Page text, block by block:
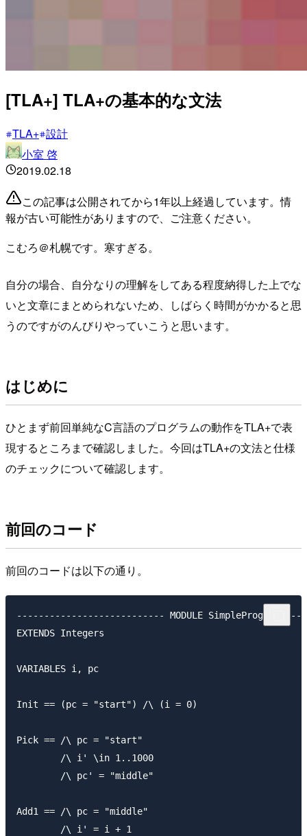
[TLA+] TLA+の基本的な文法
TLA+ 設計
小室 啓
2019.02.18
この記事は公開されてから1年以上経過しています。情
報が古い可能性がありますので、ご注意ください。
こむろ＠札幌です。寒すぎる。
自分の場合、自分なりの理解をしてある程度納得した上でな
いと文章にまとめられないため、しばらく時間がかかると思
うのですがのんびりやっていこうと思います。
はじめに
ひとまず前回単純なC言語のプログラムの動作をTLA+で表
現するところまで確認しました。今回はTLA+の文法と仕様
のチェックについて確認します。
前回のコード
前回のコードは以下の通り。
--------------------------- MODULE
EXTENDS Integers
VARIABLES i, pc
Init == (pc = "start") /\ (i = 0)
Pick == /\ pc = "start"
        /\ i' \in 1..1000
        /\ pc' = "middle"
Add1 == /\ pc = "middle"
        /\ i' = i + 1